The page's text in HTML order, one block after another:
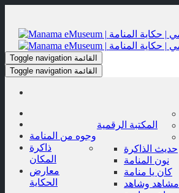
content
Toggle navigation القائمة
Toggle navigation القائمة
المكتبة الرقمية
حديث الذاكرة
نون المنامة
كان يا منامة
مشاهد وشاهد
وجوه من المنامة
ذاكرة
المكان
معارض
الحكاية